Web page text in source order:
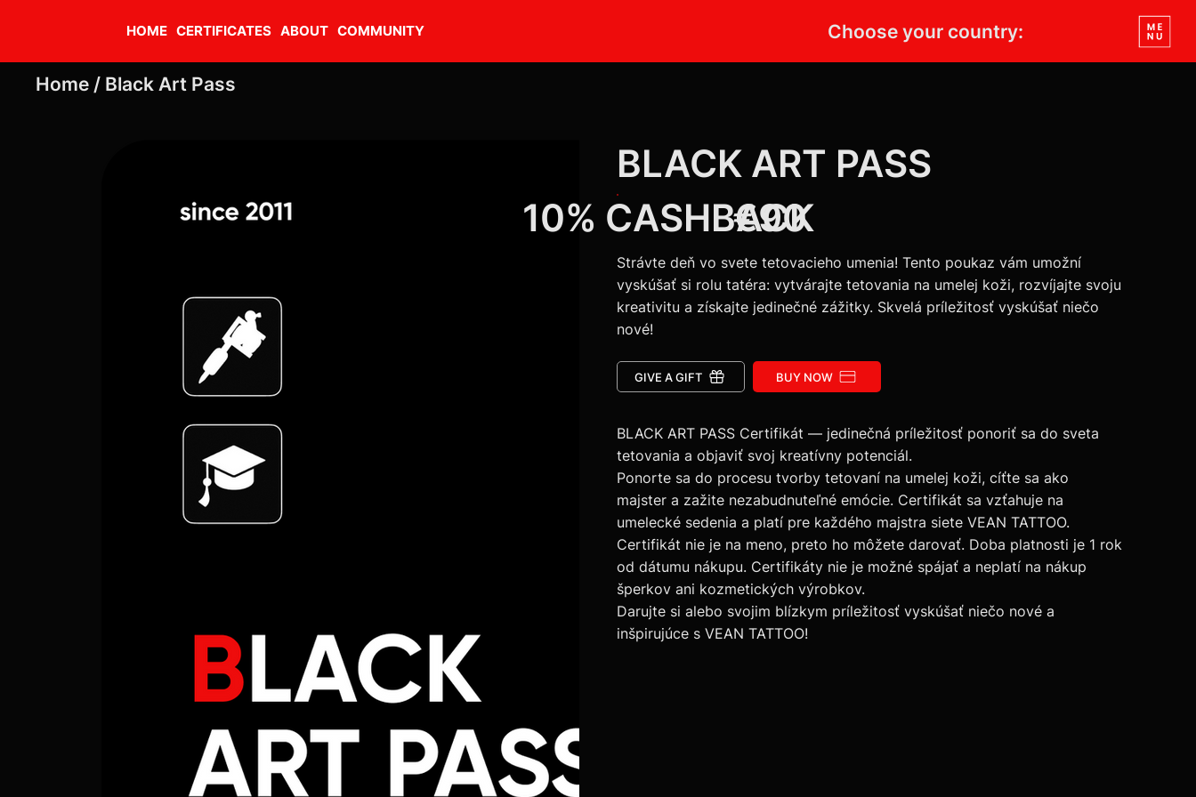
HOME CERTIFICATES ABOUT COMMUNITY Choose your country:
Home / Black Art Pass
BLACK ART PASS
10% CASHBACK
€90
Strávte deň vo svete tetovacieho umenia! Tento poukaz vám umožní
vyskúšať si rolu tatéra: vytvárajte tetovania na umelej koži, rozvíjajte svoju
kreativitu a získajte jedinečné zážitky. Skvelá príležitosť vyskúšať niečo
nové!
GIVE A GIFT BUY NOW
BLACK ART PASS Certifikát — jedinečná príležitosť ponoriť sa do sveta
tetovania a objaviť svoj kreatívny potenciál.
Ponorte sa do procesu tvorby tetovaní na umelej koži, cíťte sa ako
majster a zažite nezabudnuteľné emócie. Certifikát sa vzťahuje na
umelecké sedenia a platí pre každého majstra siete VEAN TATTOO.
Certifikát nie je na meno, preto ho môžete darovať. Doba platnosti je 1 rok
od dátumu nákupu. Certifikáty nie je možné spájať a neplatí na nákup
šperkov ani kozmetických výrobkov.
Darujte si alebo svojim blízkym príležitosť vyskúšať niečo nové a
inšpirujúce s VEAN TATTOO!